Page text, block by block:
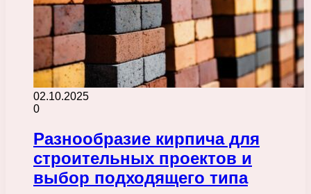
02.10.2025
0
Разнообразие кирпича для
строительных проектов и
выбор подходящего типа